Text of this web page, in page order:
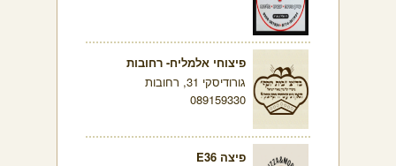
פיצוחי אלמליח- רחובות
גורודיסקי 31, רחובות
089159330
פיצה E36